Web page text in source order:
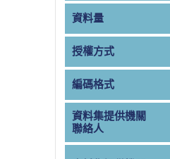
資料量
授權方式
編碼格式
資料集提供機關
聯絡人